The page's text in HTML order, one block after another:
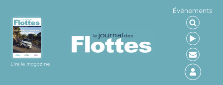
Lire le magazine
Événements